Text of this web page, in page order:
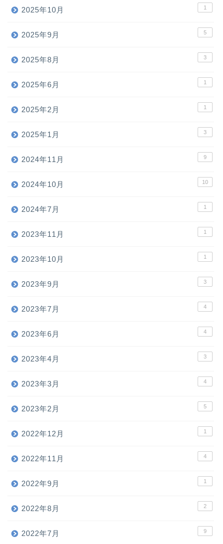
2025年10月 1
2025年9月 5
2025年8月 3
2025年6月 1
2025年2月 1
2025年1月 3
2024年11月 9
2024年10月 10
2024年7月 1
2023年11月 1
2023年10月 1
2023年9月 3
2023年7月 4
2023年6月 4
2023年4月 3
2023年3月 4
2023年2月 5
2022年12月 1
2022年11月 4
2022年9月 1
2022年8月 2
2022年7月 9